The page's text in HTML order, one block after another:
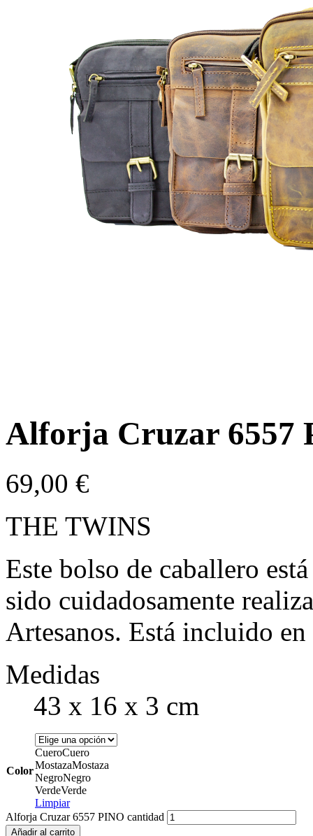
Alforja Cruzar 6557
69,00 €
THE TWINS
Este bolso de caballero
sido cuidadosamente
Artesanos. Está incluido
Medidas
43 x 16 x 3 cm
Color
CueroCuero
MostazaMostaza
NegroNegro
VerdeVerde
Limpiar
Alforja Cruzar 6557 PINO cantidad
Añadir al carrito